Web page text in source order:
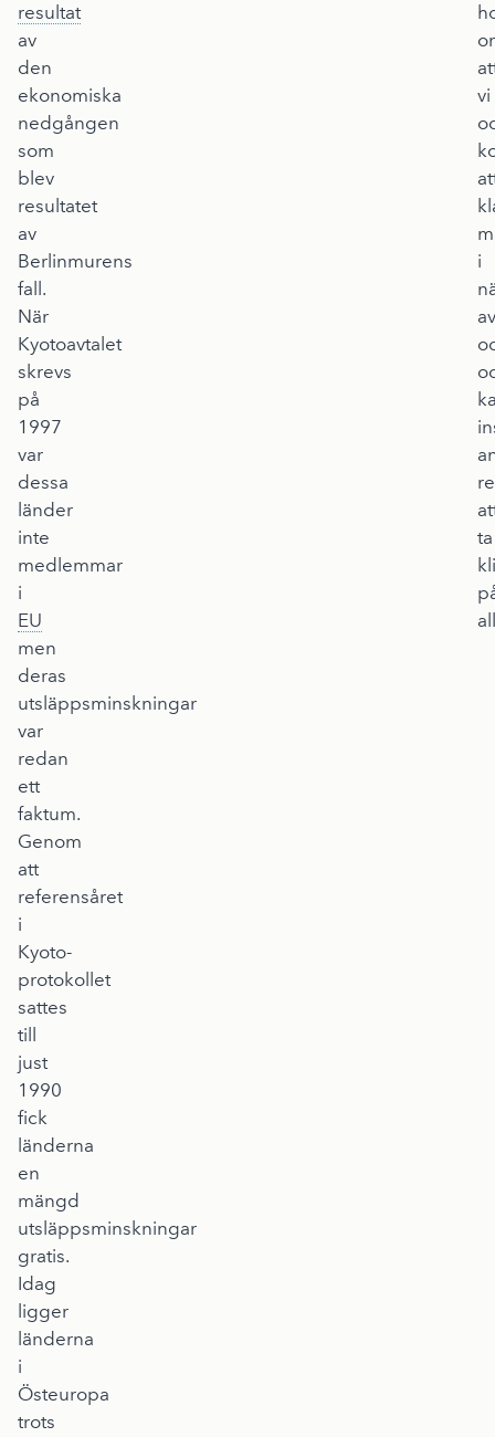
resultat
av
den
ekonomiska
nedgången
som
blev
resultatet
av
Berlinmurens
fall.
När
Kyotoavtalet
skrevs
på
1997
var
dessa
länder
inte
medlemmar
i
EU
men
deras
utsläppsminskningar
var
redan
ett
faktum.
Genom
att
referensåret
i
Kyoto-
protokollet
sattes
till
just
1990
fick
länderna
en
mängd
utsläppsminskningar
gratis.
Idag
ligger
länderna
i
Östeuropa
trots
vi
i
ta